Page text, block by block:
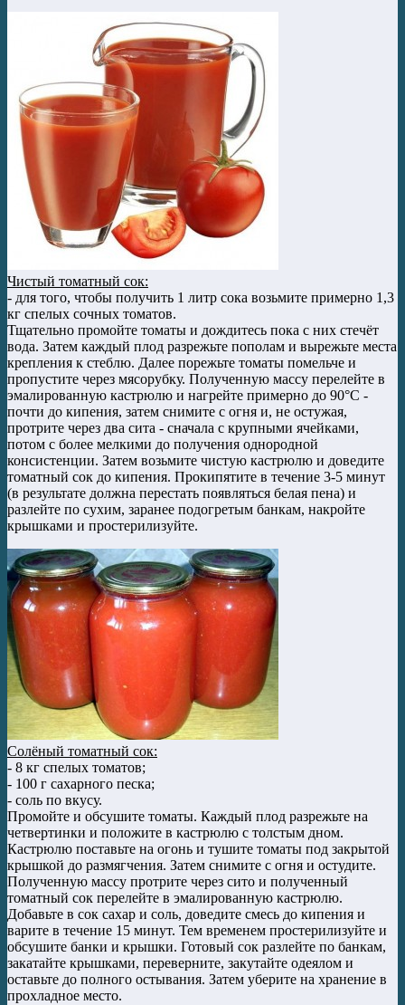
Чистый томатный сок:
- для того, чтобы получить 1 литр сока возьмите примерно 1,3
кг спелых сочных томатов.
Тщательно промойте томаты и дождитесь пока с них стечёт
вода. Затем каждый плод разрежьте пополам и вырежьте места
крепления к стеблю. Далее порежьте томаты помельче и
пропустите через мясорубку. Полученную массу перелейте в
эмалированную кастрюлю и нагрейте примерно до 90°C -
почти до кипения, затем снимите с огня и, не остужая,
протрите через два сита - сначала с крупными ячейками,
потом с более мелкими до получения однородной
консистенции. Затем возьмите чистую кастрюлю и доведите
томатный сок до кипения. Прокипятите в течение 3-5 минут
(в результате должна перестать появляться белая пена) и
разлейте по сухим, заранее подогретым банкам, накройте
крышками и простерилизуйте.
Солёный томатный сок:
- 8 кг спелых томатов;
- 100 г сахарного песка;
- соль по вкусу.
Промойте и обсушите томаты. Каждый плод разрежьте на
четвертинки и положите в кастрюлю с толстым дном.
Кастрюлю поставьте на огонь и тушите томаты под закрытой
крышкой до размягчения. Затем снимите с огня и остудите.
Полученную массу протрите через сито и полученный
томатный сок перелейте в эмалированную кастрюлю.
Добавьте в сок сахар и соль, доведите смесь до кипения и
варите в течение 15 минут. Тем временем простерилизуйте и
обсушите банки и крышки. Готовый сок разлейте по банкам,
закатайте крышками, переверните, закутайте одеялом и
оставьте до полного остывания. Затем уберите на хранение в
прохладное место.